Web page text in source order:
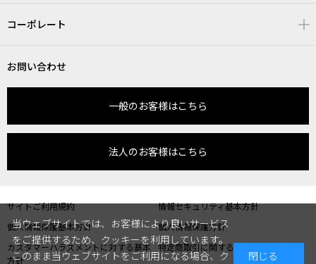
コーポレート
お問い合わせ
一般のお客様はこちら
法人のお客様はこちら
サイトご利用規約
情報セキュリティ基本方針
個人情報保護基本方針
個人情報保護方針
カスタマーハラスメントに対する基本
方針
特定商取引に関する表記
当ウェブサイトでは、お客様により良いサービス
をご提供するため、クッキーを利用しています。
このまま当ウェブサイトをご利用になる場合、ク
閉じる